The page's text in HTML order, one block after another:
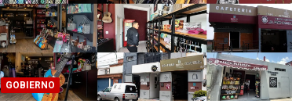
GOBIERNO